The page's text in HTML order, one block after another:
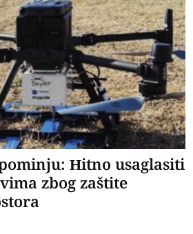
Hitno usaglasiti
zbog zaštite